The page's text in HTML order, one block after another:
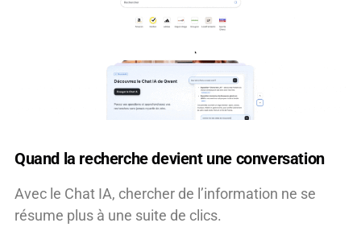
Quand la recherche devient une conversation
Avec le Chat IA, chercher de l’information ne se
résume plus à une suite de clics.